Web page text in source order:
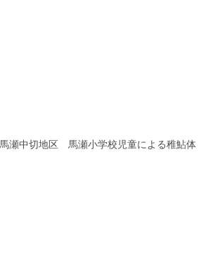
瀬中切地区 馬瀬小学校児童による稚鮎体